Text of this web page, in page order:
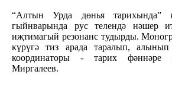
“Алтын Урда дөнья тарихында”
гыйнварында рус телендә нәшер
иҗтимагый резонанс тудырды.
күрүгә тиз арада таралып,
координаторы - тарих фәннәре
Миргалеев.